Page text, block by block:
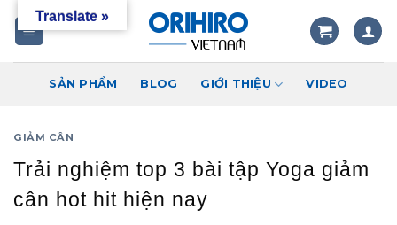
SẢN PHẨM BLOG GIỚI THIỆU VIDEO
GIẢM CÂN
Trải nghiệm top 3 bài tập Yoga giảm
cân hot hit hiện nay
Translate »